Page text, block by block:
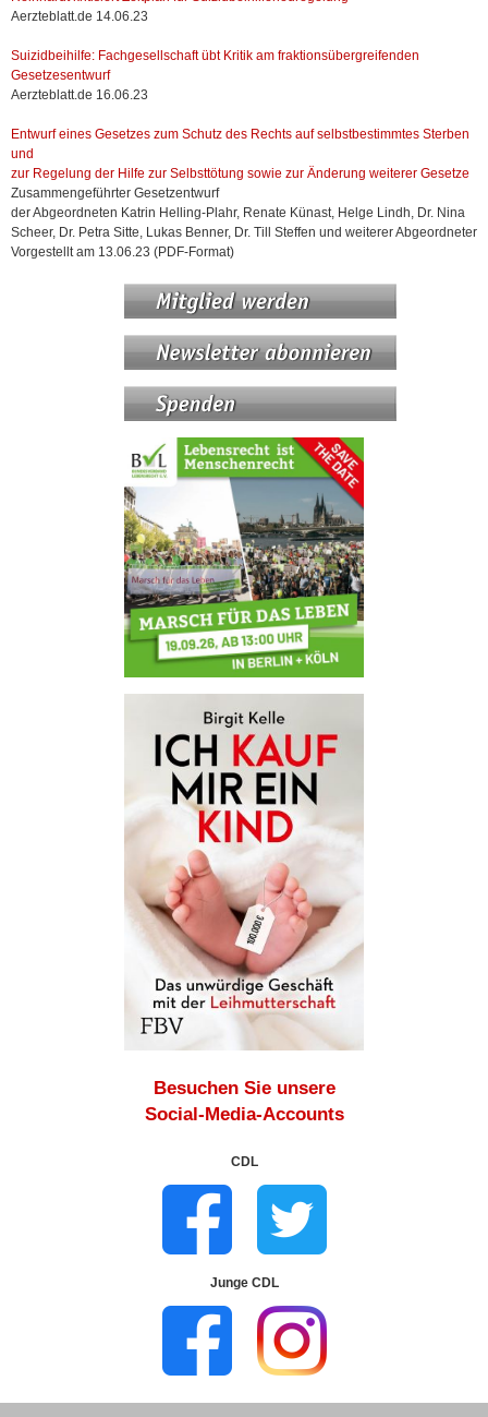
Aerzteblatt.de 14.06.23
Suizidbeihilfe: Fachgesellschaft übt Kritik am fraktions­übergreifenden
Gesetzesentwurf
Aerzteblatt.de 16.06.23
Entwurf eines Gesetzes zum Schutz des Rechts auf selbstbestimmtes Sterben
und
zur Regelung der Hilfe zur Selbsttötung sowie zur Änderung weiterer Gesetze
Zusammengeführter Gesetzentwurf
der Abgeordneten Katrin Helling-Plahr, Renate Künast, Helge Lindh, Dr. Nina
Scheer, Dr. Petra Sitte, Lukas Benner, Dr. Till Steffen und weiterer Abgeordneter
Vorgestellt am 13.06.23 (PDF-Format)
Besuchen Sie unsere
Social-Media-Accounts
CDL
Junge CDL